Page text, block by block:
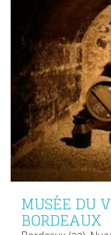
MUSÉE DU
BORDEAUX